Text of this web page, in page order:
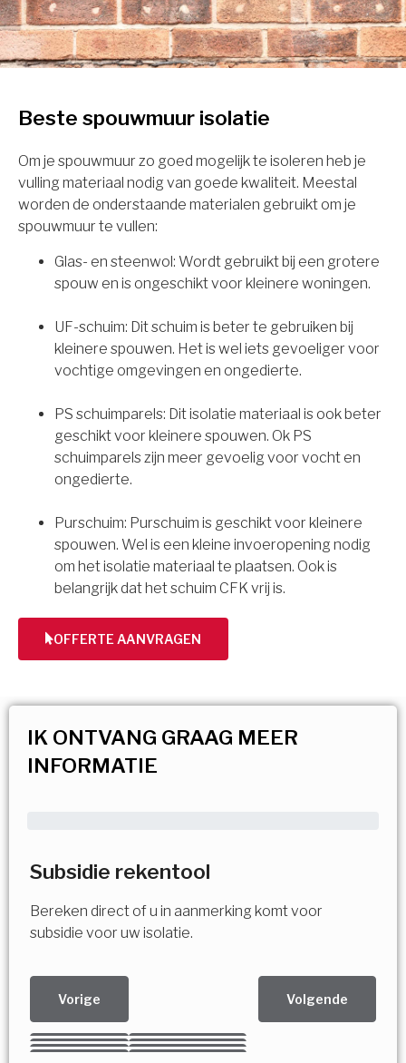
Beste spouwmuur isolatie
Om je spouwmuur zo goed mogelijk te isoleren heb je
vulling materiaal nodig van goede kwaliteit. Meestal
worden de onderstaande materialen gebruikt om je
spouwmuur te vullen:
Glas- en steenwol: Wordt gebruikt bij een grotere
spouw en is ongeschikt voor kleinere woningen.
UF-schuim: Dit schuim is beter te gebruiken bij
kleinere spouwen. Het is wel iets gevoeliger voor
vochtige omgevingen en ongedierte.
PS schuimparels: Dit isolatie materiaal is ook beter
geschikt voor kleinere spouwen. Ok PS
schuimparels zijn meer gevoelig voor vocht en
ongedierte.
Purschuim: Purschuim is geschikt voor kleinere
spouwen. Wel is een kleine invoeropening nodig
om het isolatie materiaal te plaatsen. Ook is
belangrijk dat het schuim CFK vrij is.
OFFERTE AANVRAGEN
IK ONTVANG GRAAG MEER
INFORMATIE
Subsidie rekentool
Bereken direct of u in aanmerking komt voor
subsidie voor uw isolatie.
Vorige Volgende
Kies uw Isolatiemaatregel
Vorige Volgende